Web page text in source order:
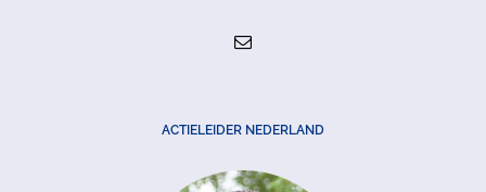
ACTIELEIDER NEDERLAND